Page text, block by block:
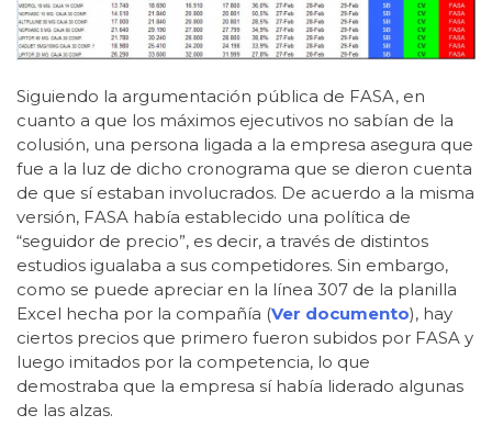
Siguiendo la argumentación pública de FASA, en
cuanto a que los máximos ejecutivos no sabían de la
colusión, una persona ligada a la empresa asegura que
fue a la luz de dicho cronograma que se dieron cuenta
de que sí estaban involucrados. De acuerdo a la misma
versión, FASA había establecido una política de
“seguidor de precio”, es decir, a través de distintos
estudios igualaba a sus competidores. Sin embargo,
como se puede apreciar en la línea 307 de la planilla
Excel hecha por la compañía (Ver documento), hay
ciertos precios que primero fueron subidos por FASA y
luego imitados por la competencia, lo que
demostraba que la empresa sí había liderado algunas
de las alzas.